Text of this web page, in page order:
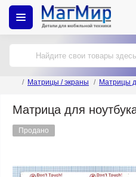
Матрицы / экраны Матрицы
Матрица для
Продано